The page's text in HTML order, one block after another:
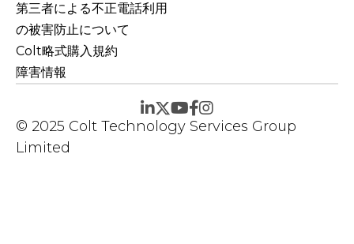
第三者による不正電話利用
の被害防止について
Colt略式購入規約
障害情報
© 2025 Colt Technology Services Group
Limited